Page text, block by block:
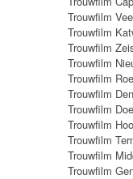
Trouwfilm
Trouwfilm
Trouwfilm
Trouwfilm
Trouwfilm
Trouwfilm
Trouwfilm
Trouwfilm
Trouwfilm
Trouwfilm
Trouwfilm